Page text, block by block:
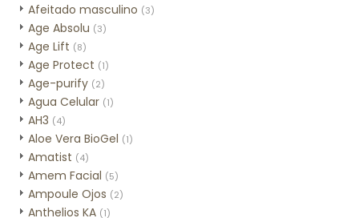
Afeitado masculino (3)
Age Absolu (3)
Age Lift (8)
Age Protect (1)
Age-purify (2)
Agua Celular (1)
AH3 (4)
Aloe Vera BioGel (1)
Amatist (4)
Amem Facial (5)
Ampoule Ojos (2)
Anthelios KA (1)